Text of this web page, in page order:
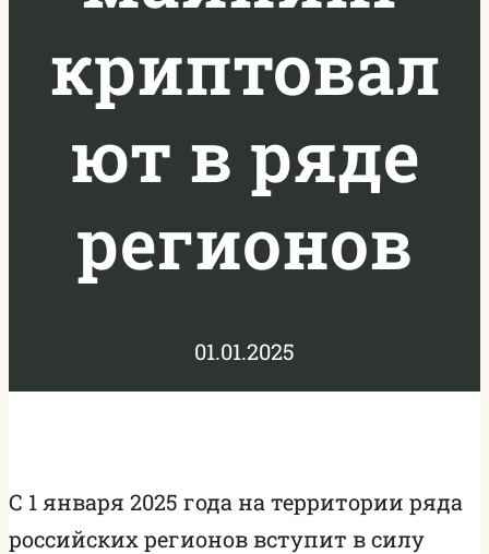
криптовал
ют в ряде
регионов
01.01.2025
С 1 января 2025 года на территории ряда
российских регионов вступит в силу